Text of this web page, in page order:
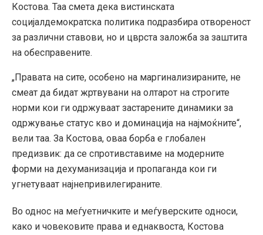
Костова. Таа смета дека вистинската
социјалдемократска политика подразбира отвореност
за различни ставови, но и цврста заложба за заштита
на обесправените.
„Правата на сите, особено на маргинализираните, не
смеат да бидат жртвувани на олтарот на строгите
норми кои ги одржуваат застарените динамики за
одржување статус кво и доминација на најмоќните“,
вели таа. За Костова, оваа борба е глобален
предизвик: да се спротивставиме на модерните
форми на дехуманизација и пропаганда кои ги
угнетуваат најнепривилегираните.
Во однос на меѓуетничките и меѓуверските односи,
како и човековите права и еднаквоста, Костова